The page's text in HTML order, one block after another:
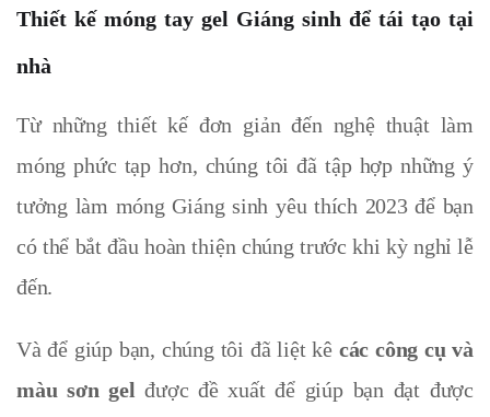
Thiết kế móng tay gel Giáng sinh để tái tạo tại
nhà
Từ những thiết kế đơn giản đến nghệ thuật làm
móngphức tạp hơn, chúng tôi đã tập hợp những ý
tưởng làm móng Giáng sinh yêu thích 2023 để bạn
có thể bắt đầu hoàn thiện chúng trước khi kỳ nghỉ lễ
đến.
Và để giúp bạn, chúng tôi đã liệt kê các công cụ và
màu sơn gelđược đề xuất để giúp bạn đạt được